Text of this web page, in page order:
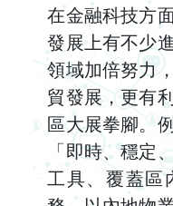
在金融科技方
發展上有不少
領域加倍努力
貿發展，更有
區大展拳腳。
「即時、穩定
工具、覆蓋區